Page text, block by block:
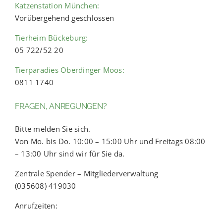
Katzenstation München:
Vorübergehend geschlossen
Tierheim Bückeburg:
05 722/52 20
Tierparadies Oberdinger Moos:
0811 1740
FRAGEN, ANREGUNGEN?
Bitte melden Sie sich.
Von Mo. bis Do. 10:00 – 15:00 Uhr und Freitags 08:00
– 13:00 Uhr sind wir für Sie da.
Zentrale Spender – Mitgliederverwaltung
(035608) 419030
Anrufzeiten: